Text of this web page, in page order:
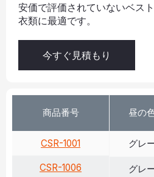
安価で評価されていないベス
衣類に最適です。
今すぐ見積もり
商品番号
CSR-1001
CSR-1006
昼の
グレ
グレ